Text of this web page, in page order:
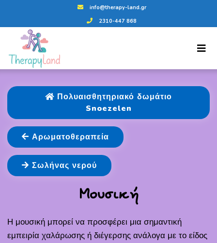
info@therapy-land.gr
2310-447 868
Πολυαισθητηριακό δωμάτιο
Snoezelen
Αρωματοθεραπεία
Σωλήνας νερού
Μουσική
Η μουσική μπορεί να προσφέρει μια σημαντική
εμπειρία χαλάρωσης ή διέγερσης ανάλογα με το είδος